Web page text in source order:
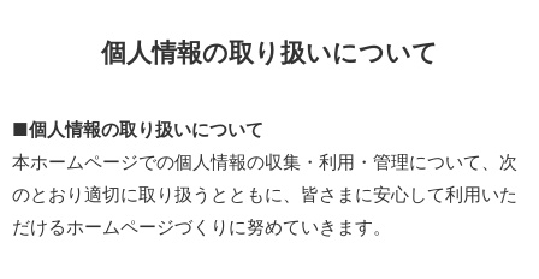
個人情報の取り扱いについて
■個人情報の取り扱いについて
本ホームページでの個人情報の収集・利用・管理について、次
のとおり適切に取り扱うとともに、皆さまに安心して利用いた
だけるホームページづくりに努めていきます。